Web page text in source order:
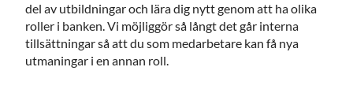
del av utbildningar och lära dig nytt genom att ha olika
roller i banken. Vi möjliggör så långt det går interna
tillsättningar så att du som medarbetare kan få nya
utmaningar i en annan roll.